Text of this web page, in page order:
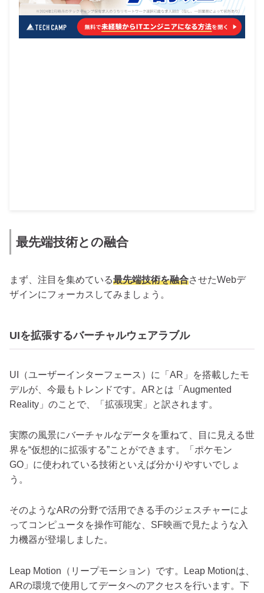
最先端技術との融合
まず、注目を集めている最先端技術を融合させたWebデ
ザインにフォーカスしてみましょう。
UIを拡張するバーチャルウェアラブル
UI（ユーザーインターフェース）に「AR」を搭載したモ
デルが、今最もトレンドです。ARとは「Augmented
Reality」のことで、「拡張現実」と訳されます。
実際の風景にバーチャルなデータを重ねて、目に見える世
界を“仮想的に拡張する”ことができます。「ポケモン
GO」に使われている技術といえば分かりやすいでしょ
う。
そのようなARの分野で活用できる手のジェスチャーによ
ってコンピュータを操作可能な、SF映画で見たような入
力機器が登場しました。
Leap Motion（リープモーション）です。Leap Motionは、
ARの環境で使用してデータへのアクセスを行います。下